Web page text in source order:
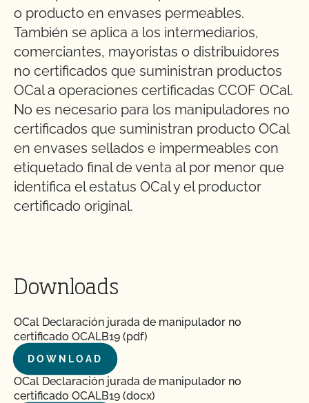
o producto en envases permeables.
También se aplica a los intermediarios,
comerciantes, mayoristas o distribuidores
no certificados que suministran productos
OCal a operaciones certificadas CCOF OCal.
No es necesario para los manipuladores no
certificados que suministran producto OCal
en envases sellados e impermeables con
etiquetado final de venta al por menor que
identifica el estatus OCal y el productor
certificado original.
Downloads
OCal Declaración jurada de manipulador no
certificado OCALB19 (pdf)
DOWNLOAD
OCal Declaración jurada de manipulador no
certificado OCALB19 (docx)